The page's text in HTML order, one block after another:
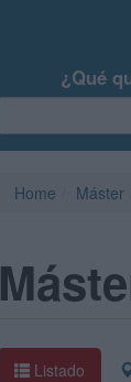
¿Qué
Home Máster
Listado